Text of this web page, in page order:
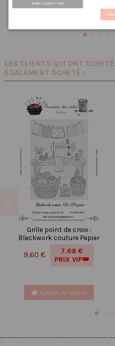
LES CLIENTS QUI ONT
ÉGALEMENT ACHETÉ :
Grille point de croix :
Blackwork couture Papier
9,60 €
7.68 €
PRIX VIP👑
Ajouter au panier